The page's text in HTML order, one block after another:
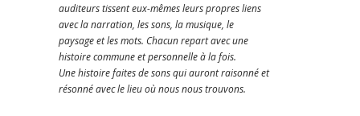
auditeurs tissent eux-mêmes leurs propres liens
avec la narration, les sons, la musique, le
paysage et les mots. Chacun repart avec une
histoire commune et personnelle à la fois.
Une histoire faites de sons qui auront raisonné et
résonné avec le lieu où nous nous trouvons.